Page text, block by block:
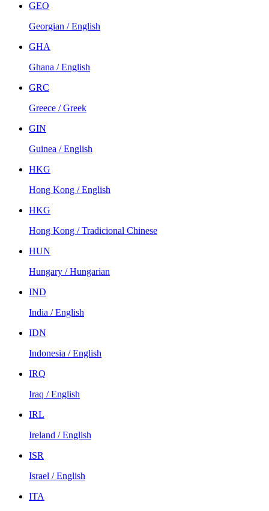
GEO
Georgian / English
GHA
Ghana / English
GRC
Greece / Greek
GIN
Guinea / English
HKG
Hong Kong / English
HKG
Hong Kong / Tradicional Chinese
HUN
Hungary / Hungarian
IND
India / English
IDN
Indonesia / English
IRQ
Iraq / English
IRL
Ireland / English
ISR
Israel / English
ITA